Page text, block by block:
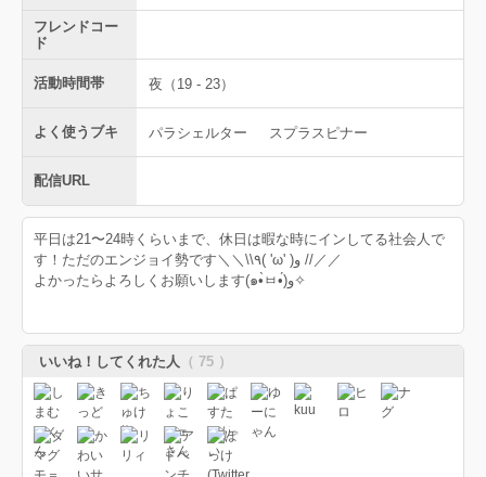
フレンドコー
ド
活動時間帯 夜（19 - 23）
よく使うブキ パラシェルター スプラスピナー
配信URL
平日は21〜24時くらいまで、休日は暇な時にインしてる社会人で
す！ただのエンジョイ勢です＼＼\\٩( 'ω' )و //／／
よかったらよろしくお願いします(๑•̀ㅂ•́)و✧
いいね！してくれた人 （ 75 ）